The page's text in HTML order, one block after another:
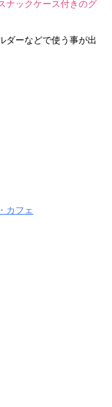
ナックケース付きのグ
ダーなどで使う事が出
カフェ